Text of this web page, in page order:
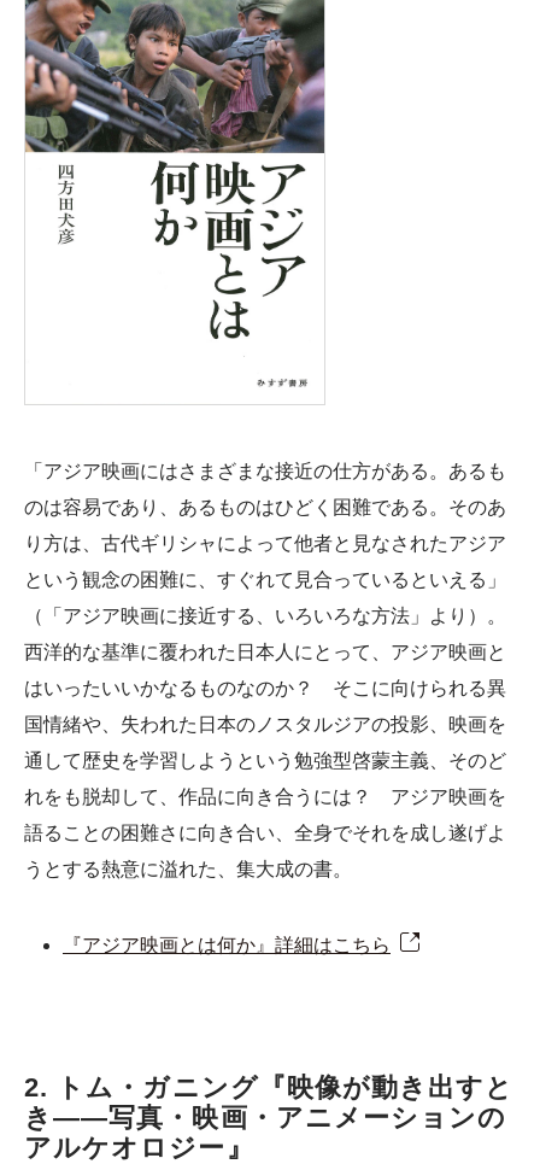
「アジア映画にはさまざまな接近の仕方がある。あるも
のは容易であり、あるものはひどく困難である。そのあ
り方は、古代ギリシャによって他者と見なされたアジア
という観念の困難に、すぐれて見合っているといえる」
（「アジア映画に接近する、いろいろな方法」より）。
西洋的な基準に覆われた日本人にとって、アジア映画と
はいったいいかなるものなのか？ そこに向けられる異
国情緒や、失われた日本のノスタルジアの投影、映画を
通して歴史を学習しようという勉強型啓蒙主義、そのど
れをも脱却して、作品に向き合うには？ アジア映画を
語ることの困難さに向き合い、全身でそれを成し遂げよ
うとする熱意に溢れた、集大成の書。
『アジア映画とは何か』詳細はこちら
2. トム・ガニング『映像が動き出すと
き――写真・映画・アニメーションの
アルケオロジー』